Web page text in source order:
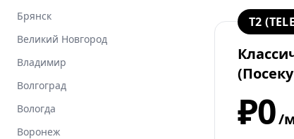
Брянск
Великий Новгород
Владимир
Волгоград
Вологда
Воронеж
T2
₽0/